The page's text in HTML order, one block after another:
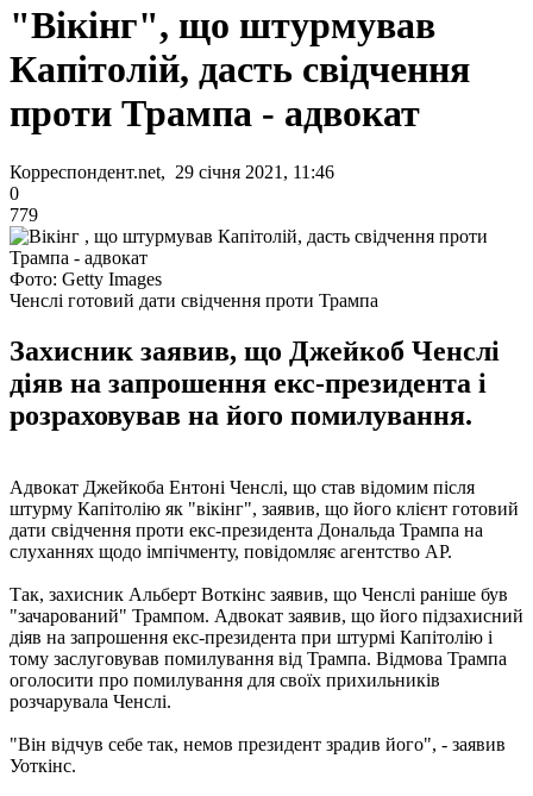
"Вікінг", що штурмував
Капітолій, дасть свідчення
проти Трампа - адвокат
Корреспондент.net, 29 січня 2021, 11:46
0
779
Фото: Getty Images
Ченслі готовий дати свідчення проти Трампа
Захисник заявив, що Джейкоб Ченслі
діяв на запрошення екс-президента і
розраховував на його помилування.
Адвокат Джейкоба Ентоні Ченслі, що став відомим після
штурму Капітолію як "вікінг", заявив, що його клієнт готовий
дати свідчення проти екс-президента Дональда Трампа на
слуханнях щодо імпічменту, повідомляє агентство АР.
Так, захисник Альберт Воткінс заявив, що Ченслі раніше був
"зачарований" Трампом. Адвокат заявив, що його підзахисний
діяв на запрошення екс-президента при штурмі Капітолію і
тому заслуговував помилування від Трампа. Відмова Трампа
оголосити про помилування для своїх прихильників
розчарувала Ченслі.
"Він відчув себе так, немов президент зрадив його", - заявив
Уоткінс.